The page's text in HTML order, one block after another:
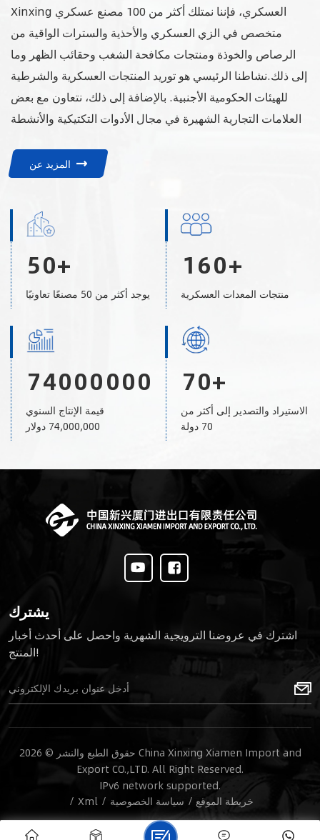
Xinxing العسكري، فإننا نمتلك أكثر من 100 مصنع عسكري
متخصص في الزي العسكري والأحذية والسترات الواقية من
الرصاص والخوذة ومنتجات مكافحة الشغب وحقائب الظهر وما
إلى ذلك.نشاطنا الرئيسي هو توريد المنتجات العسكرية والشرطية
للهيئات الحكومية الأجنبية. بالإضافة إلى ذلك، نتعاون مع بعض
العلامات التجارية الشهيرة في مجال الأدوات التكتيكية والأنشطة
المزيد عن
50+
يوجد أكثر من 50 مصنعًا تعاونيًا
160+
منتجات المعدات العسكرية
74000000
قيمة الإنتاج السنوي
74,000,000 دولار
70+
الاستيراد والتصدير إلى أكثر من
70 دولة
يشترك
اشترك في عروضنا الترويجية الشهرية واحصل على أحدث أخبار
المنتج!
حقوق الطبع والنشر © 2026 China Xinxing Xiamen Import and
Export CO.,LTD. All Right Reserved.
IPv6 network supported.
/ Xml / سياسة الخصوصية / خريطة الموقع